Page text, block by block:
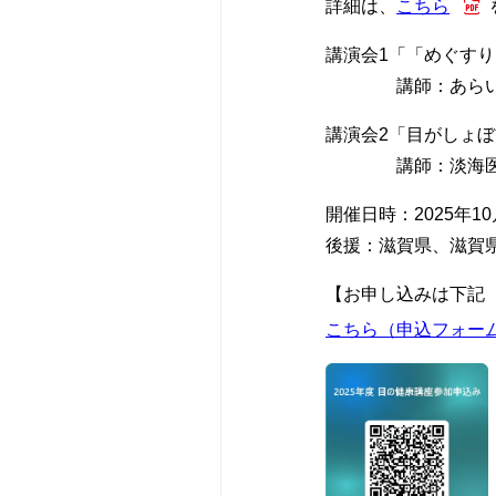
宗教上の理由な
さんへ
かかりつけ医に
新生児内科
リハビリテーシ
救急科
薬剤部
病理診断科部
入札・契約情報
患者さんのア
情報公開資料
診療情報の連
ほじょ犬の受入
詳細は、 こちら
講演会1「「めぐす
講師：あらい眼
講演会2「目がしょ
講師：淡海医療
開催日時：2025年
後援：滋賀県、滋賀
【お申し込みは下
こちら（申込フォー